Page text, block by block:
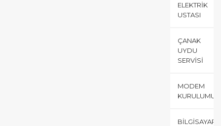
ELEKTRIK
USTASI
ÇANAK
UYDU
SERVISI
MODEM
KURULUMU
BILGISAYAR